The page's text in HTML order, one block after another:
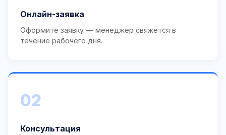
Онлайн-заявка
Оформите заявку — менеджер свяжется в
течение рабочего дня.
02
Консультация